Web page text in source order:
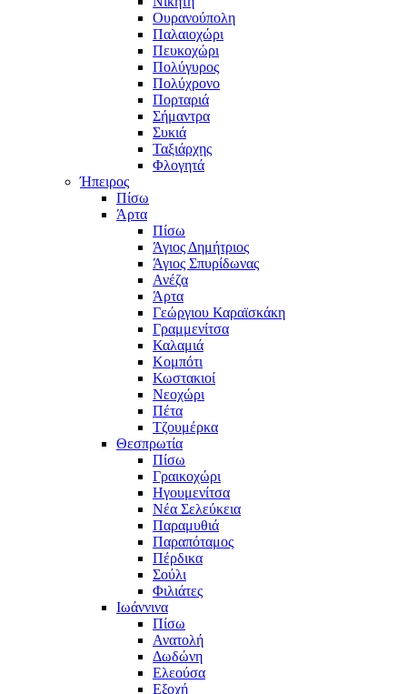
Ουρανούπολη
Παλαιοχώρι
Πευκοχώρι
Πολύγυρος
Πολύχρονο
Πορταριά
Σήμαντρα
Συκιά
Ταξιάρχης
Φλογητά
Ήπειρος
Πίσω
Άρτα
Πίσω
Άγιος Δημήτριος
Άγιος Σπυρίδωνας
Ανέζα
Άρτα
Γεώργιου Καραϊσκάκη
Γραμμενίτσα
Καλαμιά
Κομπότι
Κωστακιοί
Νεοχώρι
Πέτα
Τζουμέρκα
Θεσπρωτία
Πίσω
Γραικοχώρι
Ηγουμενίτσα
Νέα Σελεύκεια
Παραμυθιά
Παραπόταμος
Πέρδικα
Σούλι
Φιλιάτες
Ιωάννινα
Πίσω
Ανατολή
Δωδώνη
Ελεούσα
Εξοχή